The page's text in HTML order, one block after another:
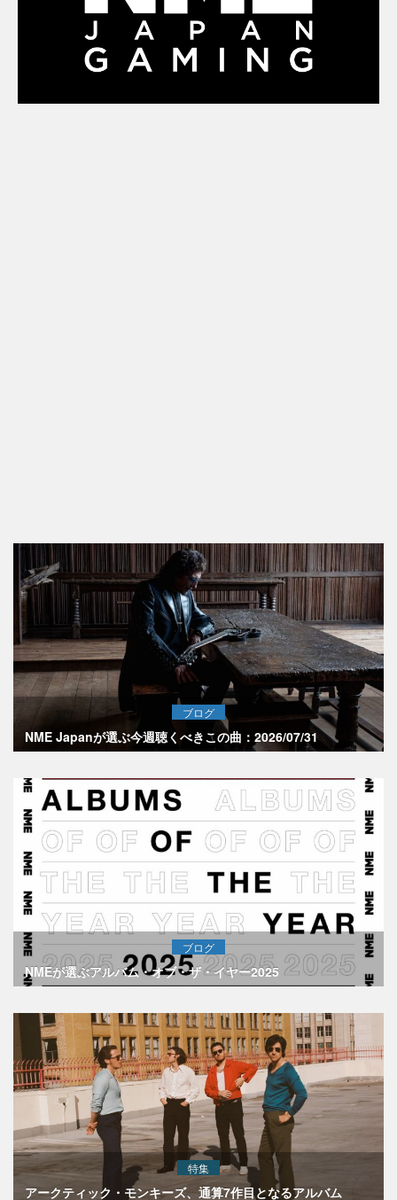
ブログ
NME Japanが選ぶ今週聴くべきこの曲：2026/07/31
ブログ
NMEが選ぶアルバム・オブ・ザ・イヤー2025
特集
アークティック・モンキーズ、通算7作目となるアルバム